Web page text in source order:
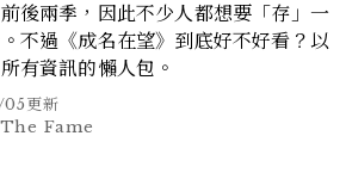
後兩季，因此不少人都想要「存」一
不過《成名在望》到底好不好看？以
有資訊的懶人包。
更新
Fame